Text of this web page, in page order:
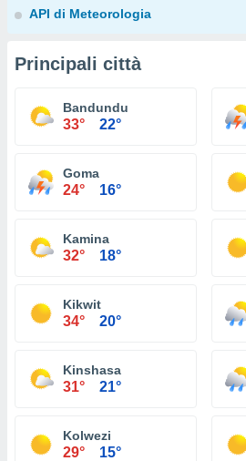
API di Meteorologia
Principali città
Bandundu
33° 22°
Goma
24° 16°
Kamina
32° 18°
Kikwit
34° 20°
Kinshasa
31° 21°
Kolwezi
29° 15°